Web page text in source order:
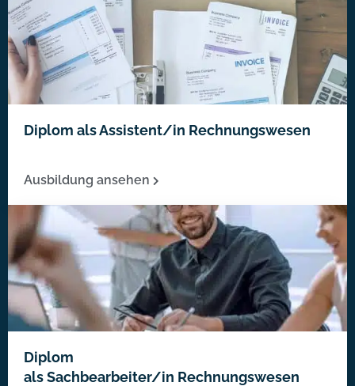
Diplom als Assistent/in Rechnungswesen
Ausbildung ansehen
Diplom
als Sachbearbeiter/in Rechnungswesen